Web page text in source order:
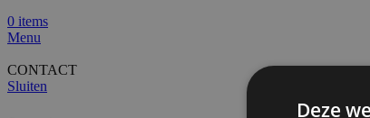
0 items
Menu
CONTACT
Sluiten
Deze